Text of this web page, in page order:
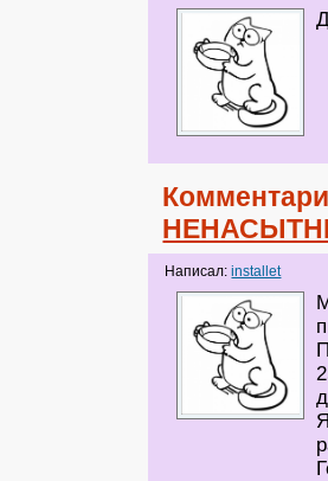
Написал:installet